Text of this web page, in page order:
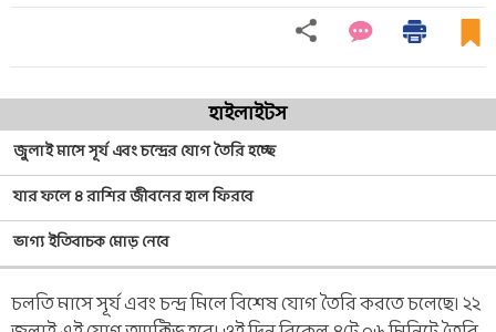
হাইলাইটস
জুলাই মাসে সূর্য এবং চন্দ্রের যোগ তৈরি হচ্ছে
যার ফলে ৪ রাশির জীবনের হাল ফিরবে
ভাগ্য ইতিবাচক মোড় নেবে
চলতি মাসে সূর্য এবং চন্দ্র মিলে বিশেষ যোগ তৈরি করতে চলেছে। ২২